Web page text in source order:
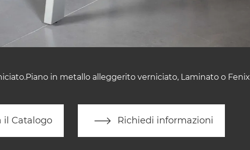
in metallo alleggerito verniciato, Laminato o
il Catalogo Richiedi informazioni